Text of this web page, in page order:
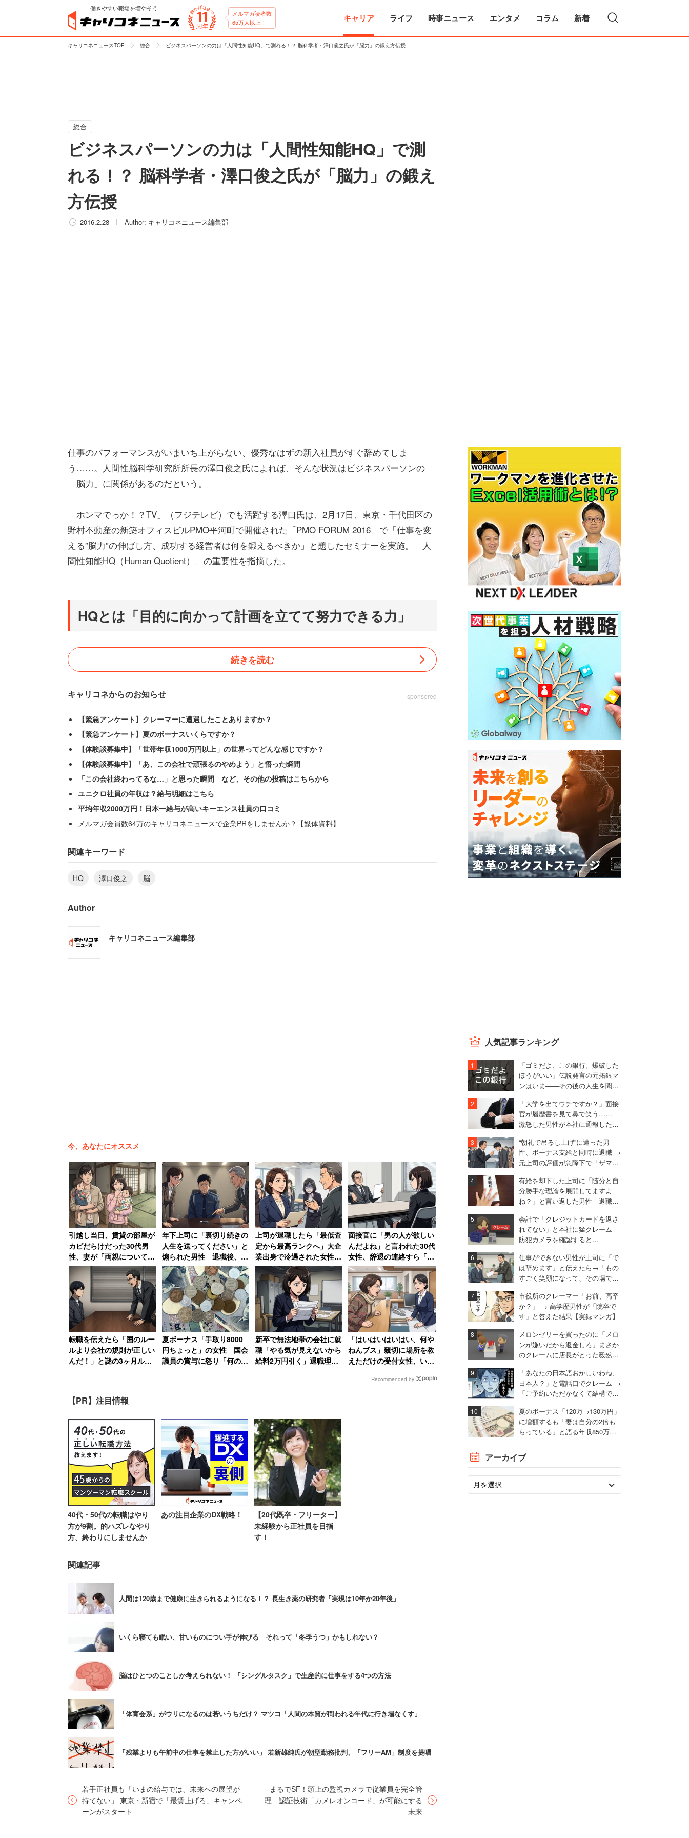
働きやすい職場を増やそう
メルマガ読者数
65万人以上！
キャリア ライフ 時事ニュース エンタメ コラム 新着
キャリコネニュースTOP 総合 ビジネスパーソンの力は「人間性知能HQ」で測れる！？ 脳科学者・澤口俊之氏が「脳力」の鍛え方伝授
総合
ビジネスパーソンの力は「人間性知能HQ」で測
れる！？ 脳科学者・澤口俊之氏が「脳力」の鍛え
方伝授
2016.2.28 Author: キャリコネニュース編集部
仕事のパフォーマンスがいまいち上がらない、優秀なはずの新入社員がすぐ辞めてしま
う……。人間性脳科学研究所所長の澤口俊之氏によれば、そんな状況はビジネスパーソンの
「脳力」に関係があるのだという。
「ホンマでっか！？TV」（フジテレビ）でも活躍する澤口氏は、2月17日、東京・千代田区の
野村不動産の新築オフィスビルPMO平河町で開催された「PMO FORUM 2016」で「仕事を変
える”脳力”の伸ばし方、成功する経営者は何を鍛えるべきか」と題したセミナーを実施。「人
間性知能HQ（Human Quotient）」の重要性を指摘した。
HQとは「目的に向かって計画を立てて努力できる力」
澤口氏によると、HQとは「目的・夢に向かって、社会の中で協調的に生きるための脳力」と
のこと。未来である目的や夢に向かって、どのように計画を立てて努力できるかということに
もつながる。
これは人間特有の脳力で、いま脳科学においてもっとも重要とされているという。HQは額の
すぐ後ろ側にある前頭前野という脳の場所の知能で、領域ごとに違った働きをしている、他の
それぞれの脳領域の力をうまくコントロールする役割を担っている。サッカーでいえば、まさ
に監督。全体のパフォーマンスをいかに高められるかは、ここに掛かっている。
く可能性が高まるという。企業内評価や年収も高い傾向があるそうだ。
ただしHQが高い人は勉強もできるが、高学歴でもHQが低い人はいる。「新入社員がすぐに辞
めてしまう」という悩みを抱えた都内の一流企業の社員を澤口氏が調査したところ、「HQの
低さ」が共通点としてあがったという。
それではHQは、いったいどうやって測ることができるのか。澤口氏は簡単なテスト方法を紹
介。紙に書いた数字を一瞬見せ、その後 記憶した数字を見た順と逆に言えるかどうかをテスト
する。例えば「2」「5」「7」「4」と順に数字を出されたら、「4」「7」「5」「2」と答えと
いうもの。何桁の数字を逆唱できるかによって、脳の働きの程度がおおよそ推定できる。
優れた起業家の中には「8桁以上」できる人も
澤口氏は大学生の講義を受け持つとき、一番初めにこのテストを行うという。4桁までしかで
きない学生は「意欲が低く、好奇心も乏しい」。就活にも消極的だそうだ。一方、6桁以上で
きる学生は「意欲が高く、好奇心も高い」。就活にも積極的に臨む傾向があるという。優れた
経営者・起業家の中には、8桁以上できる人もいるそうだ。
テストでHQが低いと分かったら、どうすればいいのか。澤口氏が提案したのは「脳トレ」で
はなく、意外なことにジョギングやウォーキングのような「有酸素運動」だった。脳科学的な
標語としては「脳トレより有酸素運動」となっているという。
低下してしまう。血流を良くするためには有酸素運動が重要で、運動する人ほどHQが高く、
記憶力や方向感覚を司る海馬も大きくなる傾向があるという。
続きを読む
キャリコネからのお知らせ sponsored
【緊急アンケート】クレーマーに遭遇したことありますか？
【緊急アンケート】夏のボーナスいくらですか？
【体験談募集中】「世帯年収1000万円以上」の世界ってどんな感じですか？
【体験談募集中】「あ、この会社で頑張るのやめよう」と悟った瞬間
「この会社終わってるな…」と思った瞬間 など、その他の投稿はこちらから
ユニクロ社員の年収は？給与明細はこちら
平均年収2000万円！日本一給与が高いキーエンス社員の口コミ
メルマガ会員数64万のキャリコネニュースで企業PRをしませんか？【媒体資料】
関連キーワード
HQ 澤口俊之 脳
Author
キャリコネニュース編集部
今、あなたにオススメ
引越し当日、賃貸の部屋が
カビだらけだった30代男
性、妻が「両親についてい
る弁護士に相談しますね」
と反撃した結果
年下上司に「裏切り続きの
人生を送ってください」と
煽られた男性 退職後、元
職場にパワハラ証拠USBを
送付した結果【後編】
上司が退職したら「最低査
定から最高ランクへ」大企
業出身で冷遇された女性の
逆転劇 →元上司の取り巻
きは「2日間会社を欠勤」
面接官に「男の人が欲しい
んだよね」と言われた30代
女性、辞退の連絡すら「電
話するお金と時間ももった
いなかった」
転職を伝えたら「国のルー
ルより会社の規則が正しい
んだ！」と謎の3ヶ月ルー
夏ボーナス「手取り8000
円ちょっと」の女性 国会
議員の賞与に怒り「何の成
新卒で無法地帯の会社に就
職「やる気が見えないから
給料2万円引く」退職理由
「はいはいはいはい、何や
ねんブス」親切に場所を教
えただけの受付女性、いき
Recommended by
【PR】注目情報
40代・50代の転職はやり
方が9割。的ハズレなやり
方、終わりにしませんか
あの注目企業のDX戦略！
【20代既卒・フリーター】
未経験から正社員を目指
す！
関連記事
人間は120歳まで健康に生きられるようになる！？ 長生き薬の研究者「実現は10年か20年後」
いくら寝ても眠い、甘いものについ手が伸びる それって「冬季うつ」かもしれない？
脳はひとつのことしか考えられない！ 「シングルタスク」で生産的に仕事をする4つの方法
「体育会系」がウリになるのは若いうちだけ？ マツコ「人間の本質が問われる年代に行き場なくす」
「残業よりも午前中の仕事を禁止した方がいい」 若新雄純氏が朝型勤務批判、「フリーAM」制度を提唱
若手正社員も「いまの給与では、未来への展望が
持てない」 東京・新宿で「最賃上げろ」キャンペ
ーンがスタート
まるでSF！頭上の監視カメラで従業員を完全管
理 認証技術「カメレオンコード」が可能にする
未来
人気記事ランキング
「ゴミだよ、この銀行。爆破した
ほうがいい」伝説発言の元拓銀マ
ンはいま――その後の人生を聞い
「大学を出てウチですか？」面接
官が履歴書を見て鼻で笑う……
激怒した男性が本社に通報した結
“朝礼で吊るし上げ”に遭った男
性、ボーナス支給と同時に退職 →
元上司の評価が急降下で「ザマア
有給を却下した上司に「随分と自
分勝手な理論を展開してますよ
ね？」と言い返した男性 退職届
会計で「クレジットカードを返さ
れてない」と本社に猛クレーム
防犯カメラを確認すると…
仕事ができない男性が上司に「で
は辞めます」と伝えたら→「もの
すごく笑顔になって、その場で退
市役所のクレーマー「お前、高卒
か？」 → 高学歴男性が「院卒で
す」と答えた結果【実録マンガ】
メロンゼリーを買ったのに「メロ
ンが嫌いだから返金しろ」まさか
のクレームに店長がとった毅然と
「あなたの日本語おかしいわね、
日本人？」と電話口でクレーム →
「ご予約いただかなくて結構で
ガ】
夏のボーナス「120万→130万円」
に増額するも「妻は自分の2倍も
らっている」と語る年収850万円
アーカイブ